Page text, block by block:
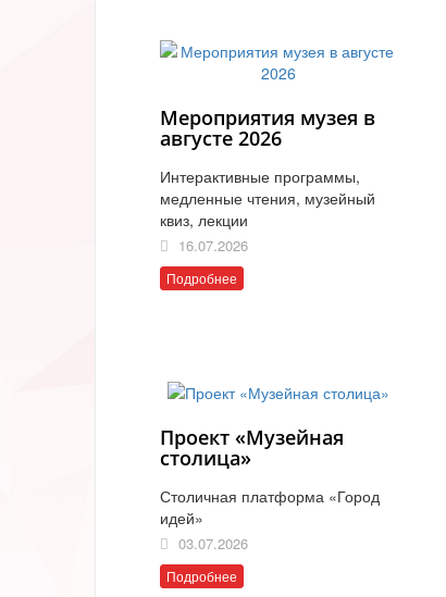
Мероприятия музея в
августе 2026
Интерактивные программы,
медленные чтения, музейный
квиз, лекции
16.07.2026
Подробнее
Проект «Музейная
столица»
Столичная платформа «Город
идей»
03.07.2026
Подробнее